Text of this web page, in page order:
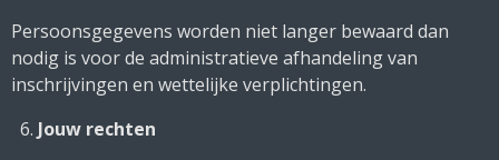
Persoonsgegevens worden niet langer bewaard dan
nodig is voor de administratieve afhandeling van
inschrijvingen en wettelijke verplichtingen.
Jouw rechten